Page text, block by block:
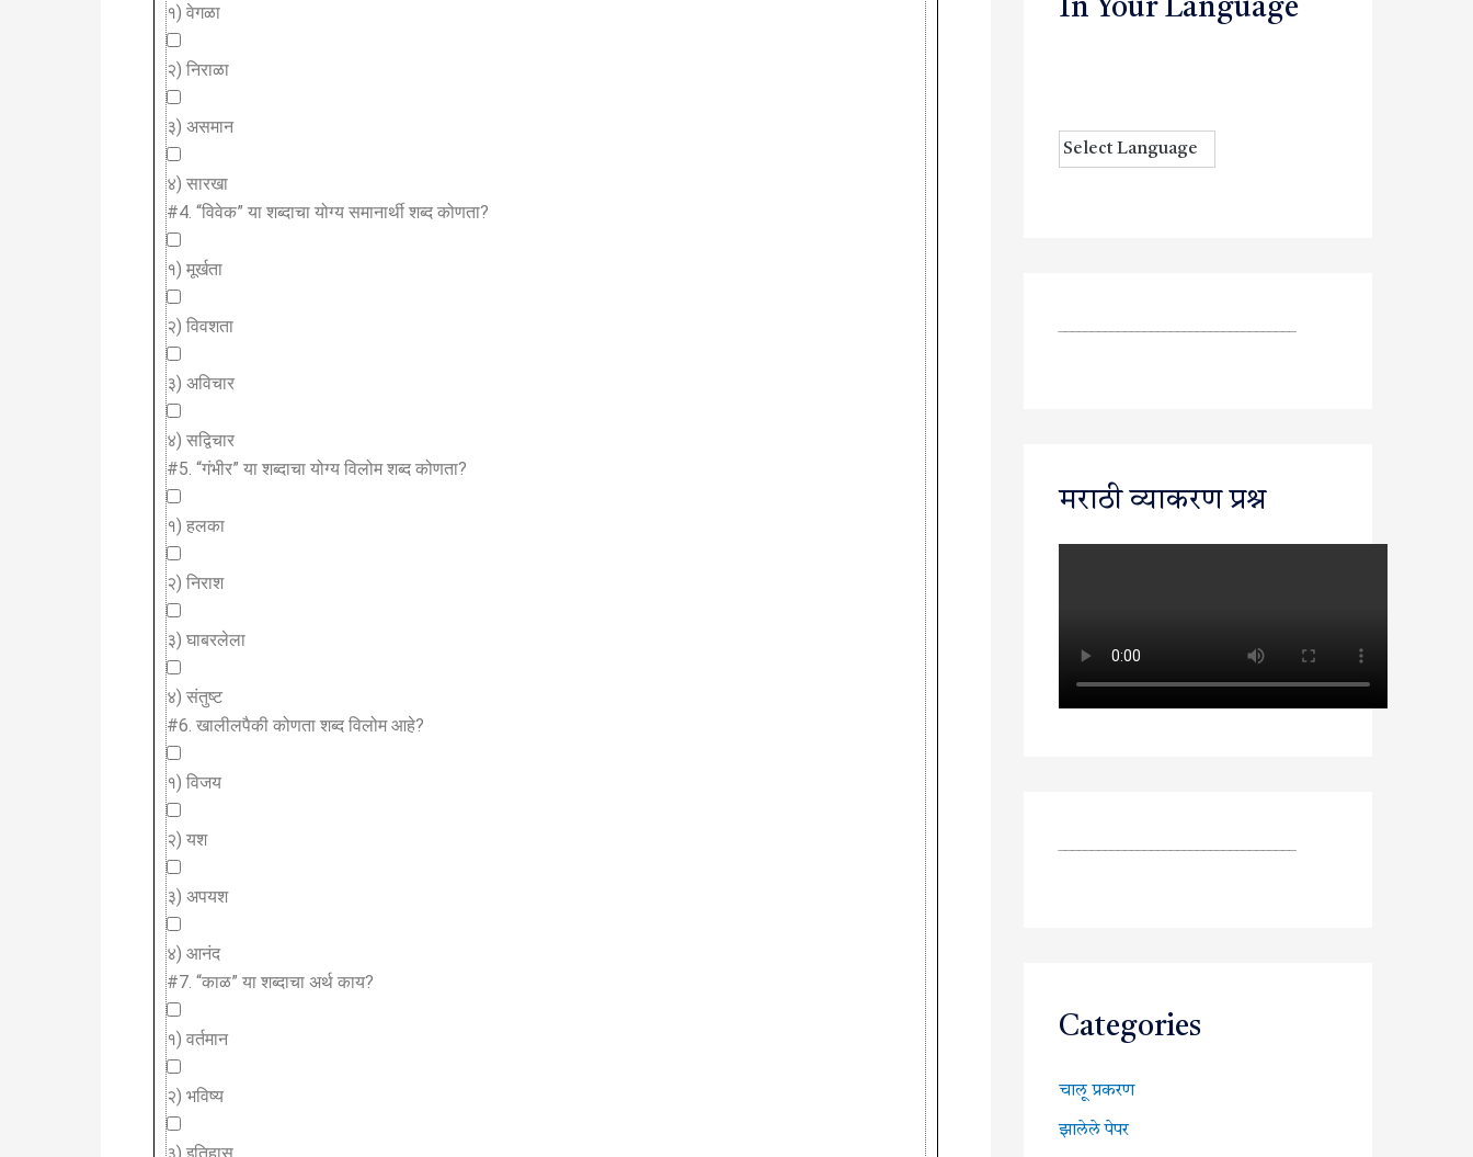
१) वेगळा
२) निराळा
३) असमान
४) सारखा
#4. “विवेक” या शब्दाचा योग्य समानार्थी शब्द कोणता?
१) मूर्खता
२) विवशता
३) अविचार
४) सद्विचार
#5. “गंभीर” या शब्दाचा योग्य विलोम शब्द कोणता?
१) हलका
२) निराश
३) घाबरलेला
४) संतुष्ट
#6. खालीलपैकी कोणता शब्द विलोम आहे?
१) विजय
२) यश
३) अपयश
४) आनंद
#7. “काळ” या शब्दाचा अर्थ काय?
१) वर्तमान
२) भविष्य
In Your Language
मराठी व्याकरण प्रश्न
Categories
चालू प्रकरण
झालेले पेपर